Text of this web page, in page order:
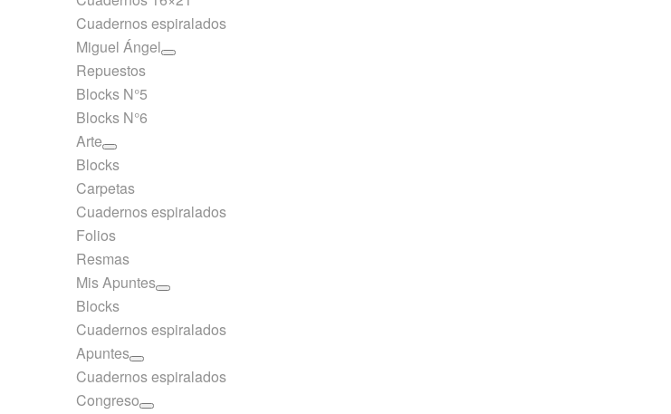
Cuadernos espiralados
Miguel Ángel
Repuestos
Blocks N°5
Blocks N°6
Arte
Blocks
Carpetas
Cuadernos espiralados
Folios
Resmas
Mis Apuntes
Blocks
Cuadernos espiralados
Apuntes
Cuadernos espiralados
Congreso